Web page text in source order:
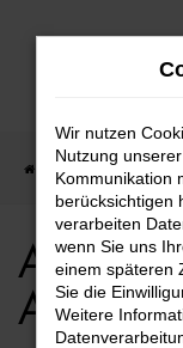
Zum
Startseite Audi
Audi A7
Wir nutzen
Nutzung
Kommunikation
berücksichtigen
verarbeiten
wenn Sie uns
einem späteren
Sie die
Weitere